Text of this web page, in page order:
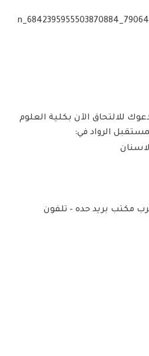
للالتحاق الآن بكلية العلوم
الرواد في:
مكتب بريد حده – تلفون